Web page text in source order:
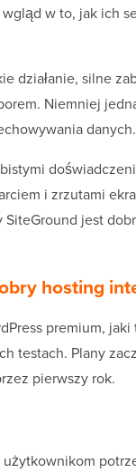
w to, jak ich
działanie, silne
Niemniej
danych.
i zrzutami
jest
hosting
premium, jaki
testach. Plany
pierwszy rok.